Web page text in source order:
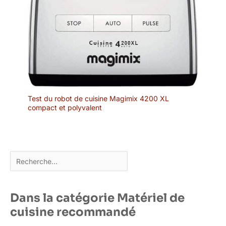
Test du robot de cuisine Magimix 4200 XL
compact et polyvalent
Rechercher
Dans la catégorie Matériel de
cuisine recommandé